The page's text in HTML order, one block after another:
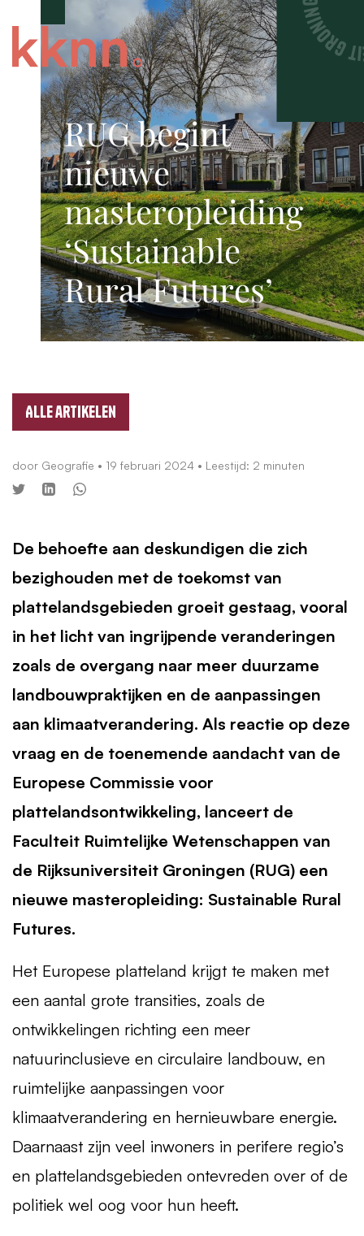
RUG begint
nieuwe
masteropleiding
‘Sustainable
Rural Futures’
Alle artikelen
door Geografie • 19 februari 2024 • Leestijd: 2 minuten
De behoefte aan deskundigen die zich
bezighouden met de toekomst van
plattelandsgebieden groeit gestaag, vooral
in het licht van ingrijpende veranderingen
zoals de overgang naar meer duurzame
landbouwpraktijken en de aanpassingen
aan klimaatverandering. Als reactie op deze
vraag en de toenemende aandacht van de
Europese Commissie voor
plattelandsontwikkeling, lanceert de
Faculteit Ruimtelijke Wetenschappen van
de Rijksuniversiteit Groningen (RUG) een
nieuwe masteropleiding: Sustainable Rural
Futures.
Het Europese platteland krijgt te maken met
een aantal grote transities, zoals de
ontwikkelingen richting een meer
natuurinclusieve en circulaire landbouw, en
ruimtelijke aanpassingen voor
klimaatverandering en hernieuwbare energie.
Daarnaast zijn veel inwoners in perifere regio’s
en plattelandsgebieden ontevreden over of de
politiek wel oog voor hun heeft.